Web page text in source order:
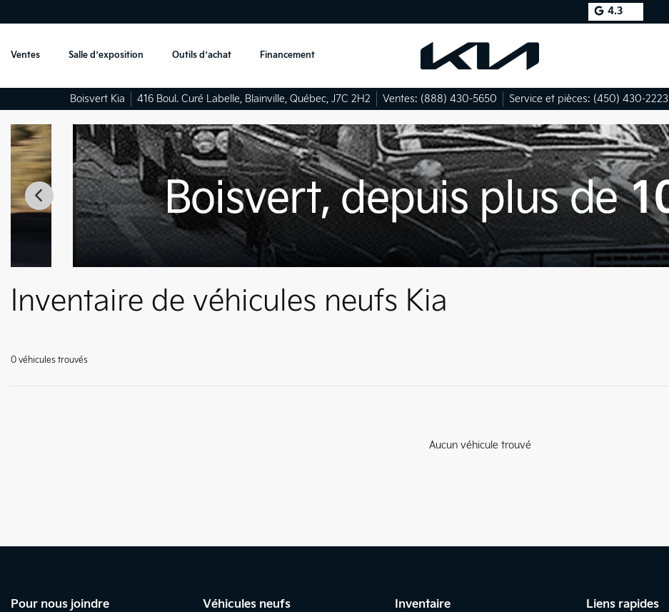
4.3
Ventes Salle d’exposition Outils d’achat Financement
Boisvert Kia 416 Boul. Curé Labelle, Blainville, Québec, J7C 2H2 Ventes: (888) 430-5650 Service et pièces: (450) 430-2223
Inventaire de véhicules neufs Kia
0 véhicules trouvés
Aucun véhicule trouvé
Pour nous joindre Véhicules neufs Inventaire Liens rapides